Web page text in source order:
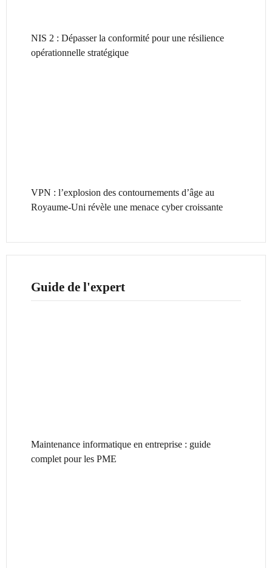
NIS 2 : Dépasser la conformité pour une résilience
opérationnelle stratégique
VPN : l’explosion des contournements d’âge au
Royaume-Uni révèle une menace cyber croissante
Guide de l'expert
Maintenance informatique en entreprise : guide
complet pour les PME